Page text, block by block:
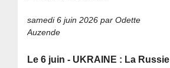
samedi 6 juin 2026 par Odette
Auzende
Le 6 juin - UKRAINE : La Russie